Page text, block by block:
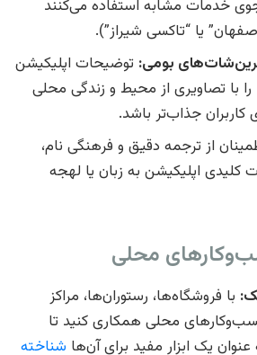
خدمات مشابه استفاده می‌کنند
یا “تاکسی شیراز”).
بومی: توضیحات اپلیکیشن
با تصاویری از محیط و زندگی محلی
کاربران جذاب‌تر باشد.
از ترجمه دقیق و فرهنگی نام،
اپلیکیشن به زبان یا لهجه
محلی
با فروشگاه‌ها، رستوران‌ها، مراکز
محلی همکاری کنید تا
یک ابزار مفید برای آن‌ها شناخته